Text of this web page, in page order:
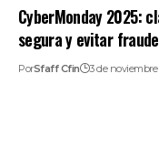
CyberMonday 2025:
segura y evitar
PorSfaff Cfin 3 de noviembre